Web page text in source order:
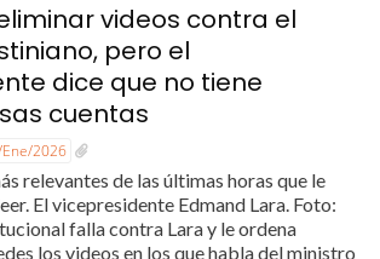
videos contra el
pero el
dice que no tiene
cuentas
2026
relevantes de las últimas horas que le
El vicepresidente Edmand Lara. Foto:
falla contra Lara y le ordena
los videos en los que habla del ministro